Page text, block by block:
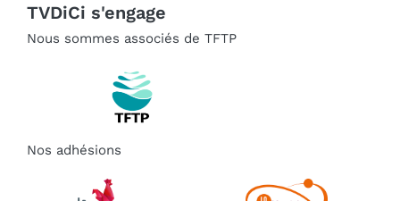
TVDiCi s'engage
Nous sommes associés de TFTP
Nos adhésions